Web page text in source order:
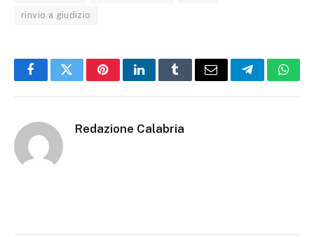
rinvio a giudizio
FacebookTwitterPinterestLinkedInTumblrEmail Telegram
Redazione Calabria